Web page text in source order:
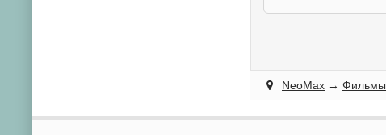
NeoMax → Фильмы